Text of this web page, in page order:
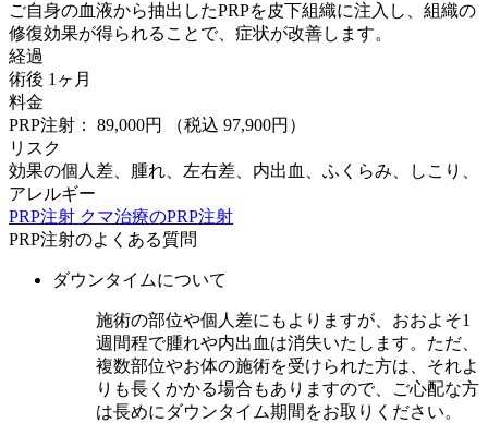
ご自身の血液から抽出したPRPを皮下組織に注入し、組織の
修復効果が得られることで、症状が改善します。
経過
術後 1ヶ月
料金
PRP注射： 89,000円
（税込 97,900円）
リスク
効果の個人差、腫れ、左右差、内出血、ふくらみ、しこり、
アレルギー
PRP注射 クマ治療のPRP注射
PRP注射のよくある質問
ダウンタイムについて
施術の部位や個人差にもよりますが、おおよそ1
週間程で腫れや内出血は消失いたします。ただ、
複数部位やお体の施術を受けられた方は、それよ
りも長くかかる場合もありますので、ご心配な方
は長めにダウンタイム期間をお取りください。